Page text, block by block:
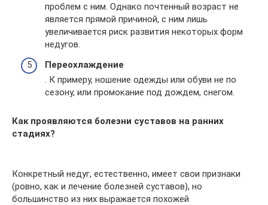
проблем с ним. Однако почтенный возраст не
является прямой причиной, с ним лишь
увеличивается риск развития некоторых форм
недугов.
Переохлаждение
. К примеру, ношение одежды или обуви не по
сезону, или промокание под дождем, снегом.
Как проявляются болезни суставов на ранних
стадиях?
Конкретный недуг, естественно, имеет свои признаки
(ровно, как и лечение болезней суставов), но
большинство из них выражается похожей